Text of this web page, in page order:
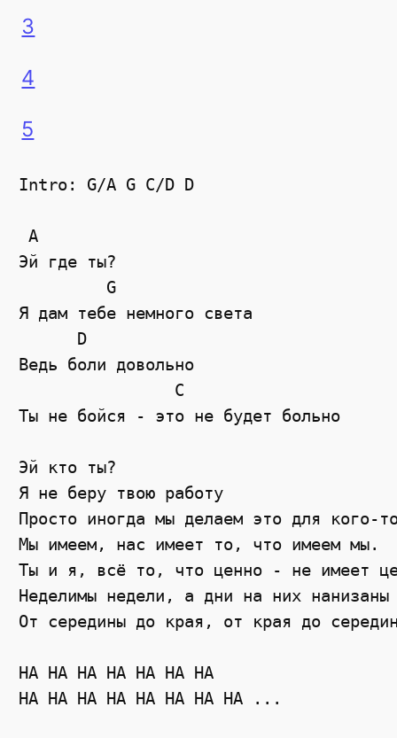
3
4
5
Intro: G/A G C/D D
A
Эй где ты?
         G
Я дам тебе немного света
      D
Ведь боли довольно
                C
Ты не бойся - это не будет больно
Эй кто ты?
Я не беру твою работу
Просто иногда мы делаем это для кого-
Мы имеем, нас имеет то, что имеем мы.
Ты и я, всё то, что ценно - не имеет
Неделимы недели, а дни на них нанизаны
От середины до края, от края до
НА НА НА НА НА НА НА
НА НА НА НА НА НА НА НА ...